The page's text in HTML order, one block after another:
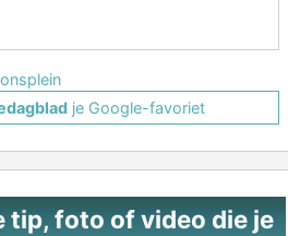
je Google-favoriet
tip, foto of video die je